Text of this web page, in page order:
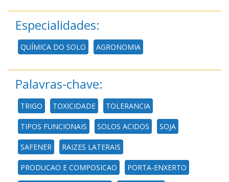
Especialidades:
QUÍMICA DO SOLO AGRONOMIA
Palavras-chave:
TRIGO TOXICIDADE TOLERANCIA
TIPOS FUNCIONAIS SOLOS ACIDOS SOJA
SAFENER RAIZES LATERAIS
PRODUCAO E COMPOSICAO PORTA-ENXERTO